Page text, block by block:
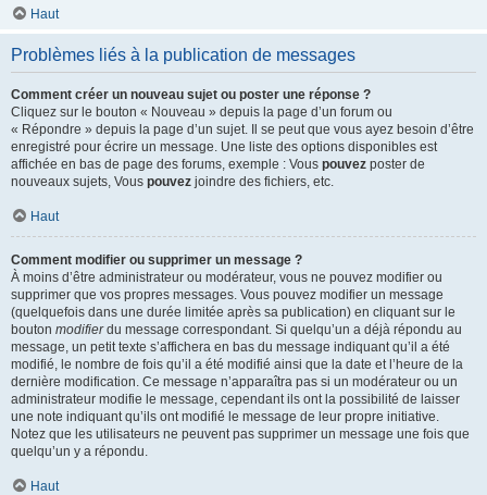
Haut
Problèmes liés à la publication de messages
Comment créer un nouveau sujet ou poster une réponse ?
Cliquez sur le bouton « Nouveau » depuis la page d’un forum ou
« Répondre » depuis la page d’un sujet. Il se peut que vous ayez besoin d’être
enregistré pour écrire un message. Une liste des options disponibles est
affichée en bas de page des forums, exemple : Vous pouvez poster de
nouveaux sujets, Vous pouvez joindre des fichiers, etc.
Haut
Comment modifier ou supprimer un message ?
À moins d’être administrateur ou modérateur, vous ne pouvez modifier ou
supprimer que vos propres messages. Vous pouvez modifier un message
(quelquefois dans une durée limitée après sa publication) en cliquant sur le
bouton modifierdu message correspondant. Si quelqu’un a déjà répondu au
message, un petit texte s’affichera en bas du message indiquant qu’il a été
modifié, le nombre de fois qu’il a été modifié ainsi que la date et l’heure de la
dernière modification. Ce message n’apparaîtra pas si un modérateur ou un
administrateur modifie le message, cependant ils ont la possibilité de laisser
une note indiquant qu’ils ont modifié le message de leur propre initiative.
Notez que les utilisateurs ne peuvent pas supprimer un message une fois que
quelqu’un y a répondu.
Haut